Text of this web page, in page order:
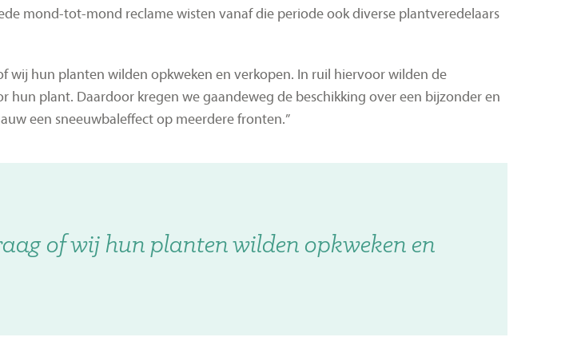
mond-tot-mond reclame wisten vanaf die periode ook diverse plantveredelaars
wij hun planten wilden opkweken en verkopen. In ruil hiervoor wilden de
hun plant. Daardoor kregen we gaandeweg de beschikking over een bijzonder en
een sneeuwbaleffect op meerdere fronten.”
of wij hun planten wilden opkweken en